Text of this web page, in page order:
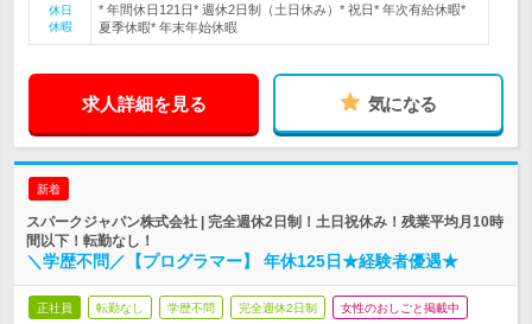
休日
休暇
* 年間休日121日* 週休2日制（土日休み）* 祝日* 年次有給休暇*
夏季休暇* 年末年始休暇
求人詳細を見る 気になる
新着
スパークジャパン株式会社 | 完全週休2日制！土日祝休み！残業平均月10時
間以下！転勤なし！
＼学歴不問／【プログラマー】 年休125日★経験者優遇★
正社員 転勤なし 学歴不問 完全週休2日制 女性のおしごと掲載中